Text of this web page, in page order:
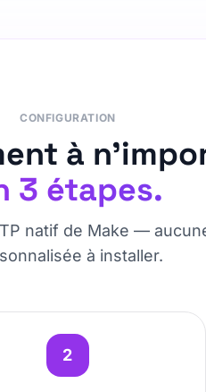
CONFIGURATION
à
3 étapes.
natif de Make —
à installer.
2